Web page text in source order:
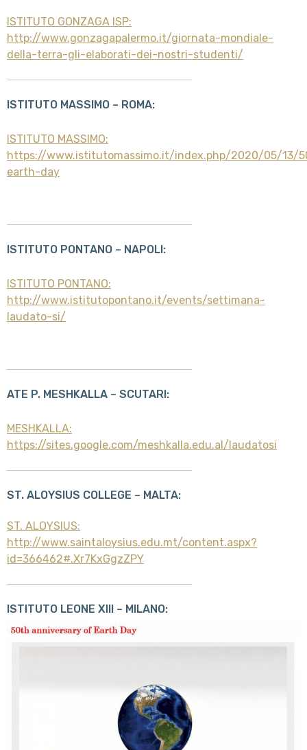
ISTITUTO GONZAGA ISP:
http://www.gonzagapalermo.it/giornata-mondiale-
della-terra-gli-elaborati-dei-nostri-studenti/
ISTITUTO MASSIMO – ROMA:
ISTITUTO MASSIMO:
https://www.istitutomassimo.it/index.php/2020/05/13/
earth-day
ISTITUTO PONTANO – NAPOLI:
ISTITUTO PONTANO:
http://www.istitutopontano.it/events/settimana-
laudato-si/
ATE P. MESHKALLA – SCUTARI:
MESHKALLA:
https://sites.google.com/meshkalla.edu.al/laudatosi
ST. ALOYSIUS COLLEGE – MALTA:
ST. ALOYSIUS:
http://www.saintaloysius.edu.mt/content.aspx?
id=366462#.Xr7KxGgzZPY
ISTITUTO LEONE XIII – MILANO: